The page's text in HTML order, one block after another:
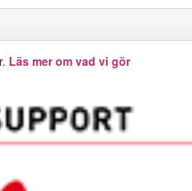
Läs mer om vad vi gör